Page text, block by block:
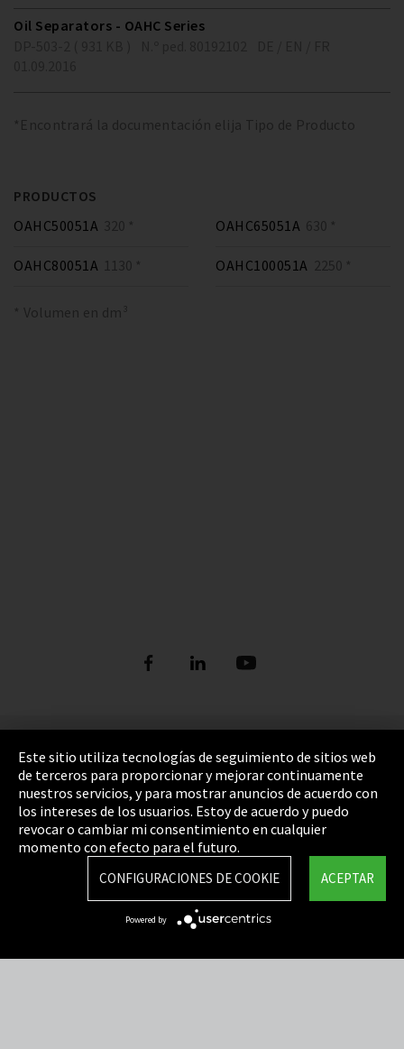
Oil Separators - OAHC Series
*Encontrará la documentación elija Tipo de Producto
PRODUCTOS
OAHC50051A 320 * OAHC65051A 630 *
OAHC80051A 1130 * OAHC100051A 2250 *
* Volumen en dm³
Pie de imprenta
Política de privacidad
Cookie Settings
Términos y Condiciones
Mapa del sitio
Integrity Line
Este sitio utiliza tecnologías de seguimiento de sitios web
de terceros para proporcionar y mejorar continuamente
nuestros servicios, y para mostrar anuncios de acuerdo con
los intereses de los usuarios. Estoy de acuerdo y puedo
revocar o cambiar mi consentimiento en cualquier
momento con efecto para el futuro.
ACEPTAR
CONFIGURACIONES DE COOKIE
Powered by